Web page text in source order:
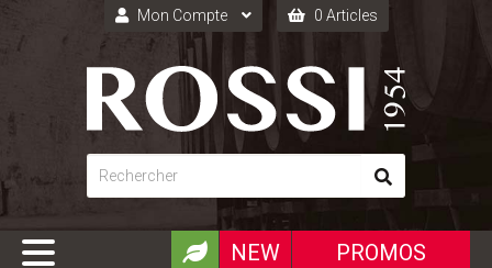
Mon Compte
Connexion
Inscription
0 Articles
PROMOS
NEW